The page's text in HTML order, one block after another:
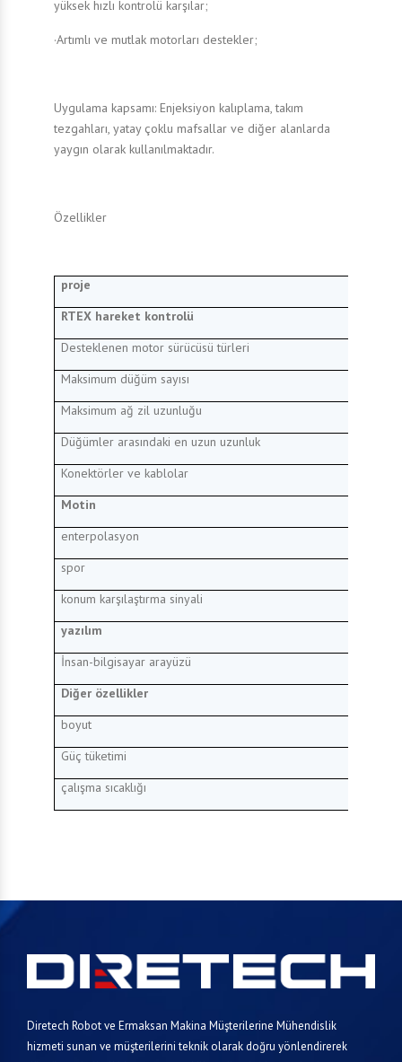
yüksek hızlı kontrolü karşılar;
·Artımlı ve mutlak motorları destekler;
Uygulama kapsamı: Enjeksiyon kalıplama, takım
tezgahları, yatay çoklu mafsallar ve diğer alanlarda
yaygın olarak kullanılmaktadır.
Özellikler
proje
RTEX hareket kontrolü
Desteklenen motor sürücüsü türleri
Maksimum düğüm sayısı
Maksimum ağ zil uzunluğu
Düğümler arasındaki en uzun uzunluk
Konektörler ve kablolar
Motin
enterpolasyon
spor
konum karşılaştırma sinyali
yazılım
İnsan-bilgisayar arayüzü
Diğer özellikler
boyut
Güç tüketimi
çalışma sıcaklığı
Diretech Robot ve Ermaksan Makina Müşterilerine Mühendislik
hizmeti sunan ve müşterilerini teknik olarak doğru yönlendirerek